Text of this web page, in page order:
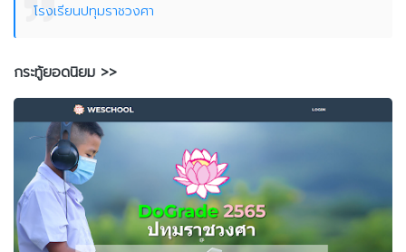
โรงเรียนปทุมราชวงศา
กระทู้ยอดนิยม >>